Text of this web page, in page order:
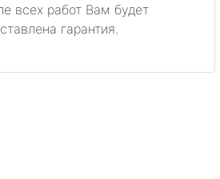
всех работ Вам будет
гарантия.